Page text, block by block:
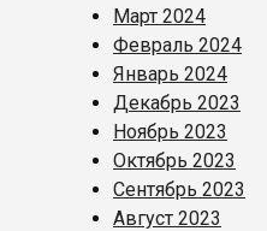
Март 2024
Февраль 2024
Январь 2024
Декабрь 2023
Ноябрь 2023
Октябрь 2023
Сентябрь 2023
Август 2023